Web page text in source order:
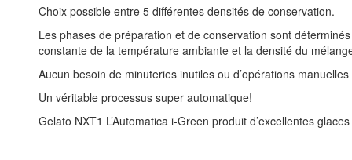
Choix possible entre 5 différentes densités de conservation.
Les phases de préparation et de conservation sont
constante de la température ambiante et la densité du
Aucun besoin de minuteries inutiles ou d’opérations
Un véritable processus super automatique!
Gelato NXT1 L’Automatica i-Green produit d’excellentes